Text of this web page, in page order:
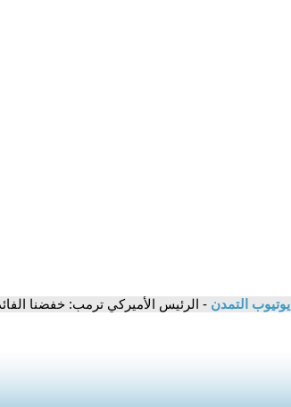
يوتيوب التمدن - الرئيس الأميركي ترمب: خفضنا الفائدة والتضخم خلال 100 يوم